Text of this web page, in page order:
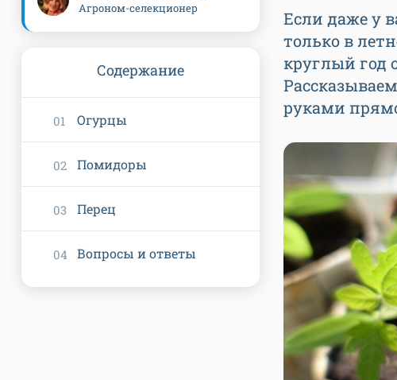
Если даже у
только в
круглый год
руками
Агроном-селекционер
Содержание
Огурцы
Помидоры
Перец
Вопросы и ответы